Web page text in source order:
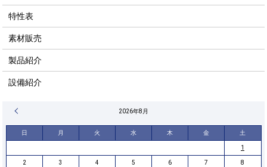
特性表
素材販売
製品紹介
設備紹介
2026年8月
日 月 火 水 木 金 土
1
2 3 4 5 6 7 8